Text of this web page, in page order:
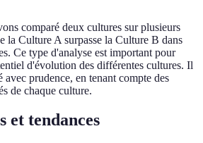
comparé deux cultures sur plusieurs
la Culture A surpasse la Culture B dans
Ce type d'analyse est important pour
d'évolution des différentes cultures. Il
avec prudence, en tenant compte des
de chaque culture.
et tendances